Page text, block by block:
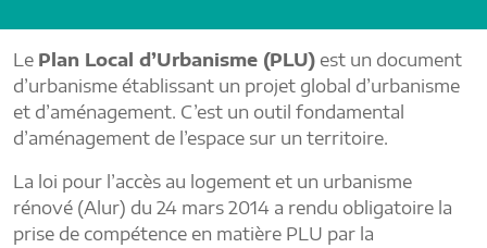
Le Plan Local d’Urbanisme (PLU) est un document
d’urbanisme établissant un projet global d’urbanisme
et d’aménagement. C’est un outil fondamental
d’aménagement de l’espace sur un territoire.
La loi pour l’accès au logement et un urbanisme
rénové (Alur) du 24 mars 2014 a rendu obligatoire la
prise de compétence en matière PLU par la